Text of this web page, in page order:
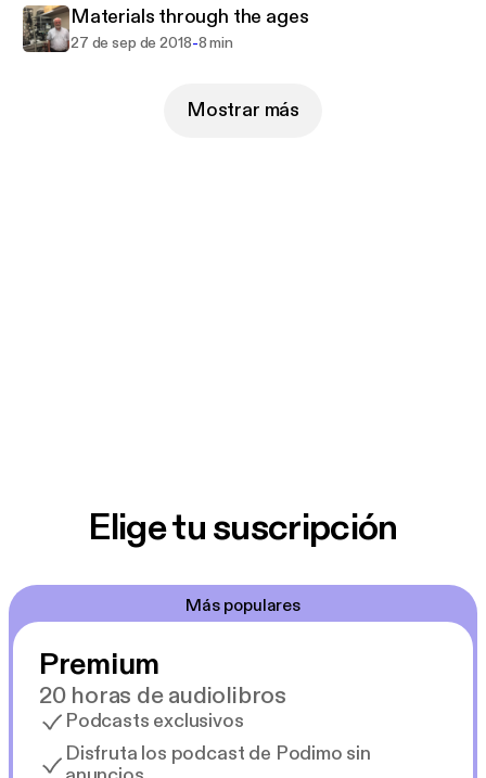
Materials through the ages
27 de sep de 2018-8 min
Mostrar más
Elige tu suscripción
Más populares
Premium
20 horas de audiolibros
Podcasts exclusivos
Disfruta los podcast de Podimo sin